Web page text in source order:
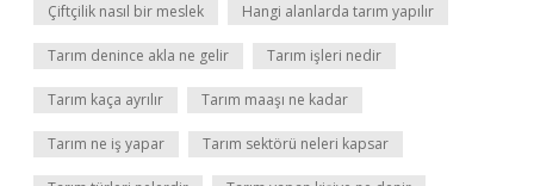
Çiftçilik nasıl bir meslek Hangi alanlarda tarım yapılır
Tarım denince akla ne gelir Tarım işleri nedir
Tarım kaça ayrılır Tarım maaşı ne kadar
Tarım ne iş yapar Tarım sektörü neleri kapsar